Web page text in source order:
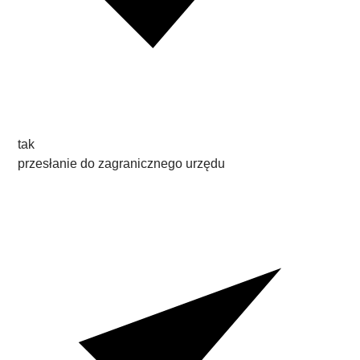
tak
przesłanie do zagranicznego urzędu